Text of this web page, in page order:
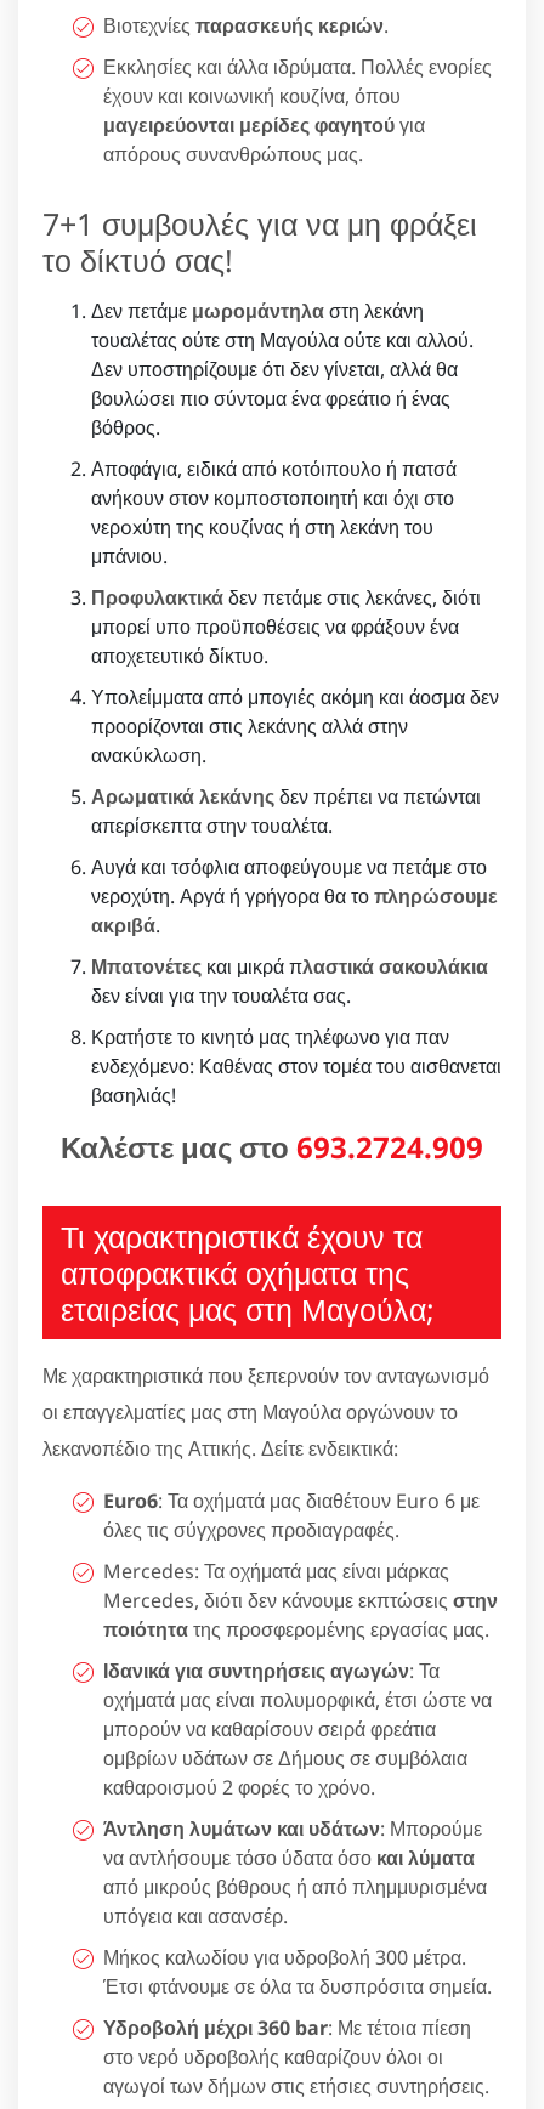
Βιοτεχνίες παρασκευής κεριών.
Εκκλησίες και άλλα ιδρύματα. Πολλές ενορίες
έχουν και κοινωνική κουζίνα, όπου
μαγειρεύονται μερίδες φαγητούγια
απόρους συνανθρώπους μας.
7+1 συμβουλές για να μη φράξει
το δίκτυό σας!
Δεν πετάμε μωρομάντηλαστη λεκάνη
τουαλέτας ούτε στη Μαγούλα ούτε και αλλού.
Δεν υποστηρίζουμε ότι δεν γίνεται, αλλά θα
βουλώσει πιο σύντομα ένα φρεάτιο ή ένας
βόθρος.
Αποφάγια, ειδικά από κοτόιπουλο ή πατσά
ανήκουν στον κομποστοποιητή και όχι στο
νερoxύτη της κουζίνας ή στη λεκάνη του
μπάνιου.
Προφυλακτικάδεν πετάμε στις λεκάνες, διότι
μπορεί υπο προϋποθέσεις να φράξουν ένα
αποχετευτικό δίκτυο.
Υπολείμματα από μπογιές ακόμη και άοσμα δεν
προορίζονται στις λεκάνης αλλά στην
ανακύκλωση.
Αρωματικά λεκάνηςδεν πρέπει να πετώνται
απερίσκεπτα στην τουαλέτα.
Αυγά και τσόφλια αποφεύγουμε να πετάμε στο
νεροχύτη. Αργά ή γρήγορα θα τοπληρώσουμε
ακριβά.
Μπατονέτες και μικρά πλαστικά σακουλάκια
δεν είναι για την τουαλέτα σας.
Κρατήστε το κινητό μας τηλέφωνο για παν
ενδεχόμενο: Καθένας στον τομέα του αισθανεται
βασηλιάς!
Καλέστε μας στο 693.2724.909
Τι χαρακτηριστικά έχουν τα
αποφρακτικά οχήματα της
εταιρείας μας στη Μαγούλα;
Με χαρακτηριστικά που ξεπερνούν τον ανταγωνισμό
οι επαγγελματίες μας στη Μαγούλα οργώνουν το
λεκανοπέδιο της Αττικής. Δείτε ενδεικτικά:
Euro6: Τα οχήματά μας διαθέτουν Euro 6 με
όλες τις σύγχρονες προδιαγραφές.
Mercedes: Τα οχήματά μας είναι μάρκας
Mercedes, διότι δεν κάνουμε εκπτώσεις στην
ποιότητατης προσφερομένης εργασίας μας.
Ιδανικά για συντηρήσεις αγωγών: Τα
οχήματά μας είναι πολυμορφικά, έτσι ώστε να
μπορούν να καθαρίσουν σειρά φρεάτια
ομβρίων υδάτων σε Δήμους σε συμβόλαια
καθαροισμού 2 φορές το χρόνο.
Άντληση λυμάτων και υδάτων: Μπορούμε
να αντλήσουμε τόσο ύδατα όσο και λύματα
από μικρούς βόθρους ή από πλημμυρισμένα
υπόγεια και ασανσέρ.
Μήκος καλωδίου για υδροβολή 300 μέτρα.
Έτσι φτάνουμε σε όλα τα δυσπρόσιτα σημεία.
Υδροβολή μέχρι 360 bar: Με τέτοια πίεση
στο νερό υδροβολής καθαρίζουν όλοι οι
αγωγοί των δήμων στις ετήσιες συντηρήσεις.